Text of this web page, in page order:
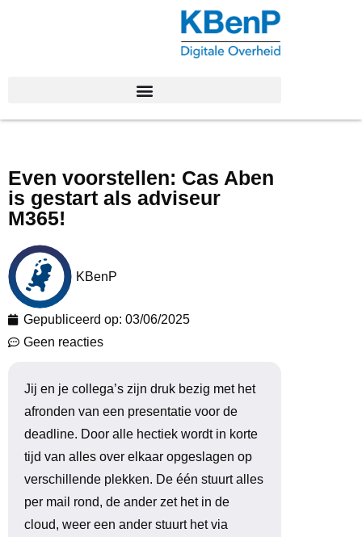
Even voorstellen: Cas Aben
is gestart als adviseur
M365!
KBenP
Gepubliceerd op: 03/06/2025
Geen reacties
Jij en je collega’s zijn druk bezig met het
afronden van een presentatie voor de
deadline. Door alle hectiek wordt in korte
tijd van alles over elkaar opgeslagen op
verschillende plekken. De één stuurt alles
per mail rond, de ander zet het in de
cloud, weer een ander stuurt het via